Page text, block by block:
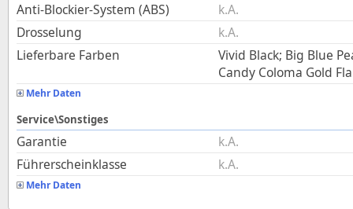
Anti-Blockier-System (ABS)
k.A.
Drosselung
k.A.
Lieferbare Farben
Vivid Black; Big Blue
Candy Coloma Gold
Mehr Daten
Service\Sonstiges
Garantie
k.A.
Führerscheinklasse
k.A.
Mehr Daten